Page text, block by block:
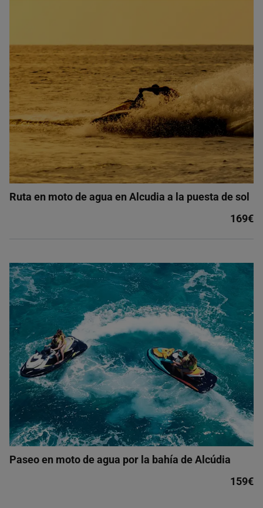
Ruta en moto de agua en Alcudia a la puesta de sol
169€
Paseo en moto de agua por la bahía de Alcúdia
159€